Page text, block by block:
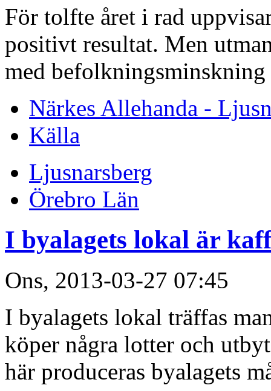
För tolfte året i rad
positivt resultat. Men
med
Närkes Allehanda -
Källa
Ljusnarsberg
Örebro Län
I byalagets lokal är
Ons, 2013-03-27 07:45
I byalagets lokal träffas
köper några lotter och
här produceras byalagets